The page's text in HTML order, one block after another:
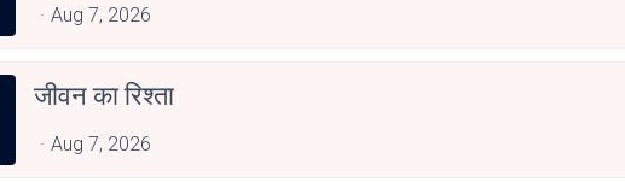
Aug 7, 2026
जीवन का रिश्ता
Aug 7, 2026